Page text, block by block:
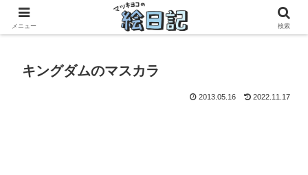
滋賀に移住した50代元主婦、フリーランス×パートの毎日
キングダムのマスカラ
2013.05.16 2022.11.17
メニュー 検索